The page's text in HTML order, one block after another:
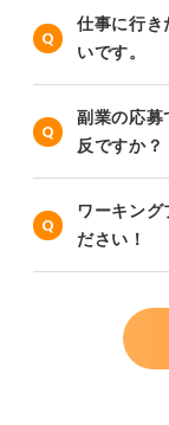
仕事に行き
いです。
副業の応募
反ですか？
ワーキング
ださい！